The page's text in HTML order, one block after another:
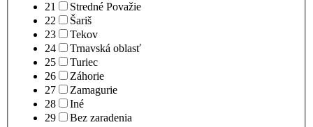
21
Stredné Považie
22
Šariš
23
Tekov
24
Trnavská oblasť
25
Turiec
26
Záhorie
27
Zamagurie
28
Iné
29
Bez zaradenia